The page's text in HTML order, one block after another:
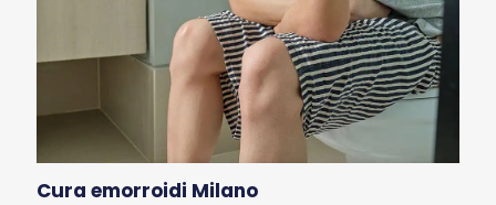
Cura emorroidi Milano